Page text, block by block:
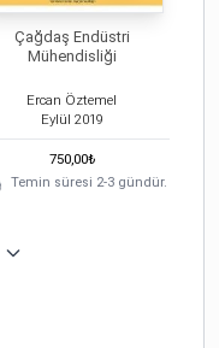
Çağdaş Endüstri
Mühendisliği
Ercan Öztemel
Eylül 2019
750,00₺
Temin süresi 2-3 gündür.